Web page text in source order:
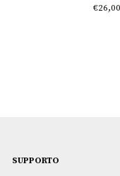
€26,00
SUPPORTO